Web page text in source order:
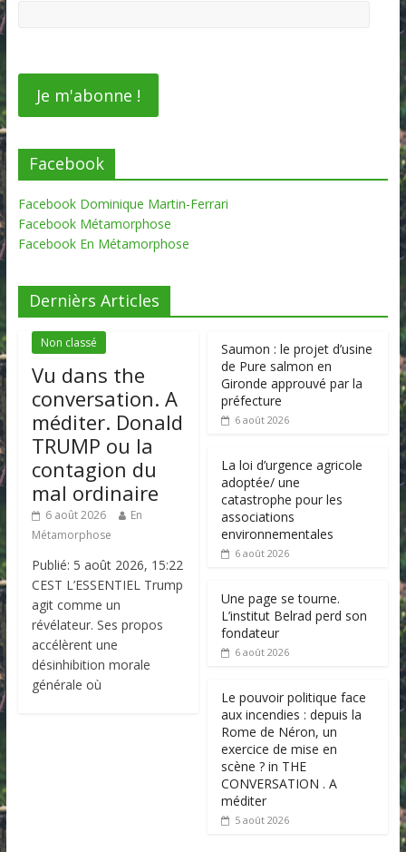
Facebook
Facebook Dominique Martin-Ferrari
Facebook Métamorphose
Facebook En Métamorphose
Dernièrs Articles
Non classé
Vu dans the
conversation. A
méditer. Donald
TRUMP ou la
contagion du
mal ordinaire
6 août 2026
En
Métamorphose
Publié: 5 août 2026, 15:22
CEST L’ESSENTIEL Trump
agit comme un
révélateur. Ses propos
accélèrent une
désinhibition morale
générale où
Saumon : le projet d’usine
de Pure salmon en
Gironde approuvé par la
préfecture
6 août 2026
La loi d’urgence agricole
adoptée/ une
catastrophe pour les
associations
environnementales
6 août 2026
Une page se tourne.
L’institut Belrad perd son
fondateur
6 août 2026
Le pouvoir politique face
aux incendies : depuis la
Rome de Néron, un
exercice de mise en
scène ? in THE
CONVERSATION . A
méditer
5 août 2026